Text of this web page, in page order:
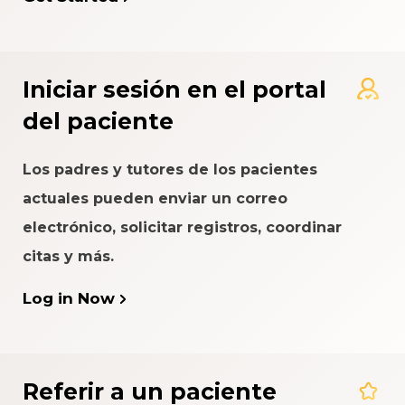
Iniciar sesión en el portal
del paciente
Los padres y tutores de los pacientes
actuales pueden enviar un correo
electrónico, solicitar registros, coordinar
citas y más.
Log in Now
Referir a un paciente